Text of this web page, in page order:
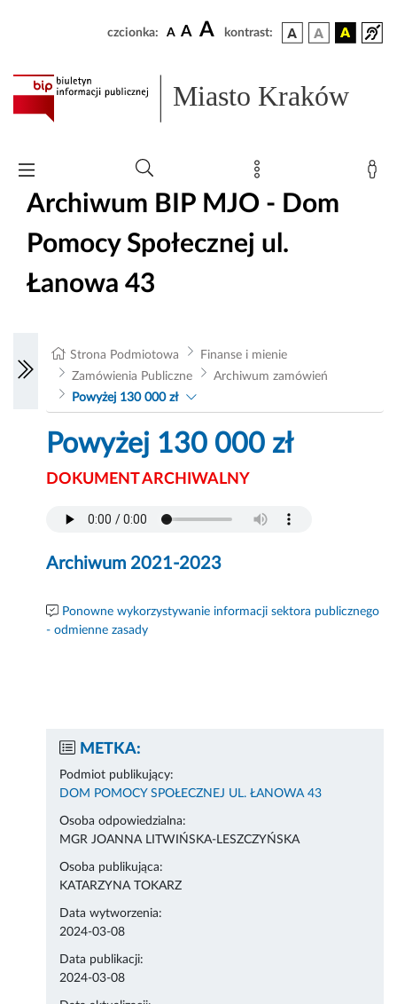
czcionka: A A A kontrast:
Miasto Kraków
Archiwum BIP MJO - Dom
Pomocy Społecznej ul.
Łanowa 43
Strona Podmiotowa
Finanse i mienie
Zamówienia Publiczne
Archiwum zamówień
Powyżej 130 000 zł
Powyżej 130 000 zł
DOKUMENT ARCHIWALNY
Archiwum 2021-2023
Ponowne wykorzystywanie informacji sektora publicznego
- odmienne zasady
METKA:
Podmiot publikujący:
DOM POMOCY SPOŁECZNEJ UL. ŁANOWA 43
Osoba odpowiedzialna:
MGR JOANNA LITWIŃSKA-LESZCZYŃSKA
Osoba publikująca:
KATARZYNA TOKARZ
Data wytworzenia:
2024-03-08
Data publikacji:
2024-03-08